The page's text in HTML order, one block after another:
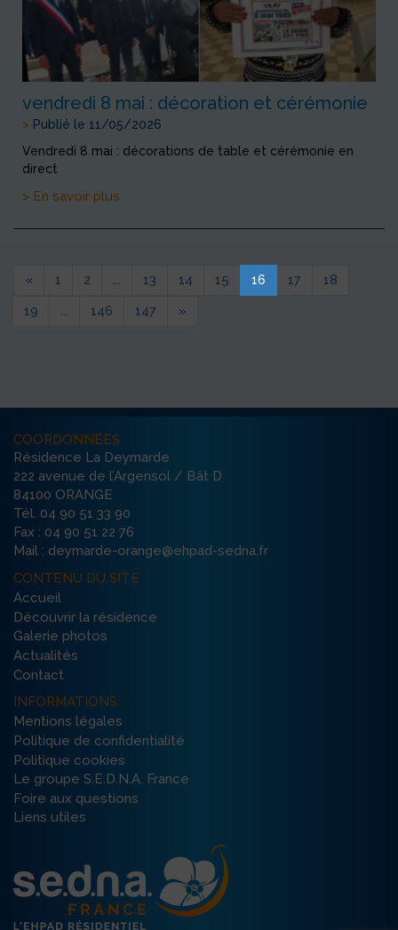
vendredi 8 mai : décoration et cérémonie
> Publié le 11/05/2026
Vendredi 8 mai : décorations de table et cérémonie en
direct
> En savoir plus
« 1 2 ... 13 14 15 16 17
18
19
... 146 147 »
COORDONNÉES
Résidence La Deymarde
222 avenue de l’Argensol / Bât D
84100 ORANGE
Tél. 04 90 51 33 90
Fax : 04 90 51 22 76
Mail : deymarde-orange@ehpad-sedna.fr
CONTENU DU SITE
Accueil
Découvrir la résidence
Galerie photos
Actualités
Contact
INFORMATIONS
Mentions légales
Politique de confidentialité
Politique cookies
Le groupe S.E.D.N.A. France
Foire aux questions
Liens utiles